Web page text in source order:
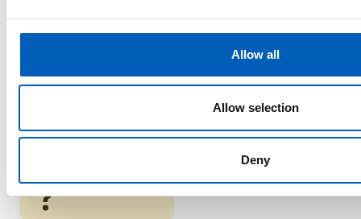
Allow all
Allow selection
Deny
Fattigdom
BNP per indbygger
Bruttonationalprodukt fordelt lige på
antal indbyggere, justeret for købekraft